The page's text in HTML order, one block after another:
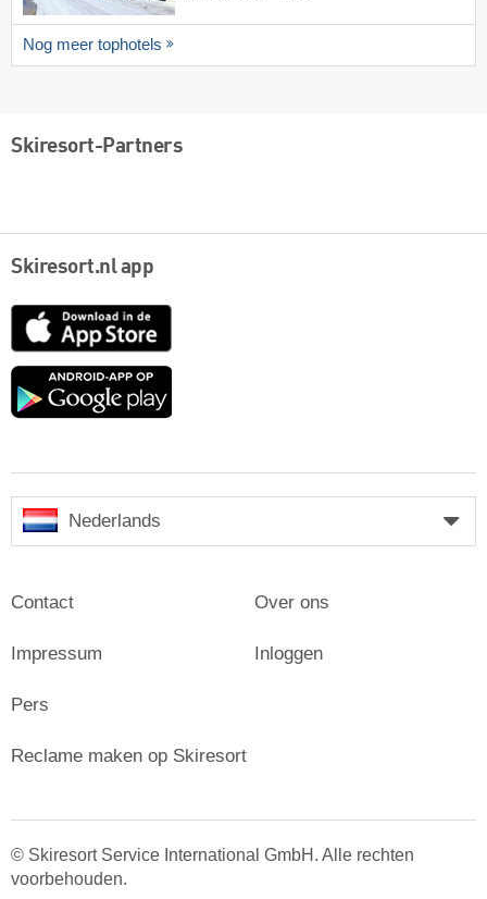
Nog meer tophotels
Skiresort-Partners
Skiresort.nl app
App
Google
Nederlands
Contact
Impressum
Pers
Over ons
Inloggen
Reclame maken op Skiresort
© Skiresort Service International GmbH. Alle rechten
voorbehouden.